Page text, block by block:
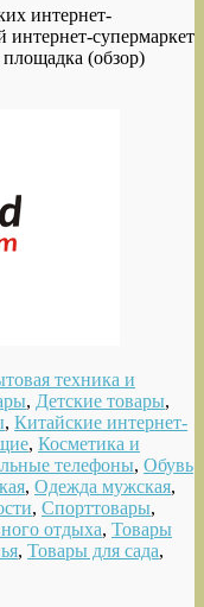
интернет-
супермаркет
(обзор)
техника и
, Детские товары,
, Китайские интернет-
, Косметика и
телефоны, Обувь
, Одежда мужская,
, Спорттовары,
отдыха, Товары
, Товары для сада,